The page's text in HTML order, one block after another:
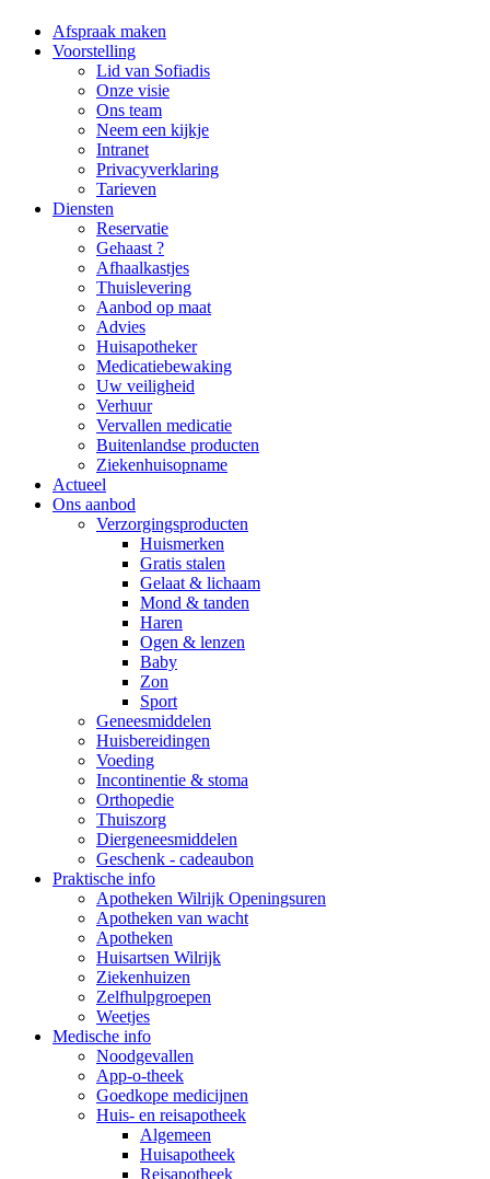
Afspraak maken
Voorstelling
Lid van Sofiadis
Onze visie
Ons team
Neem een kijkje
Intranet
Privacyverklaring
Tarieven
Diensten
Reservatie
Gehaast ?
Afhaalkastjes
Thuislevering
Aanbod op maat
Advies
Huisapotheker
Medicatiebewaking
Uw veiligheid
Verhuur
Vervallen medicatie
Buitenlandse producten
Ziekenhuisopname
Actueel
Ons aanbod
Verzorgingsproducten
Huismerken
Gratis stalen
Gelaat & lichaam
Mond & tanden
Haren
Ogen & lenzen
Baby
Zon
Sport
Geneesmiddelen
Huisbereidingen
Voeding
Incontinentie & stoma
Orthopedie
Thuiszorg
Diergeneesmiddelen
Geschenk - cadeaubon
Praktische info
Apotheken Wilrijk Openingsuren
Apotheken van wacht
Apotheken
Huisartsen Wilrijk
Ziekenhuizen
Zelfhulpgroepen
Weetjes
Medische info
Noodgevallen
App-o-theek
Goedkope medicijnen
Huis- en reisapotheek
Algemeen
Huisapotheek
Reisapotheek